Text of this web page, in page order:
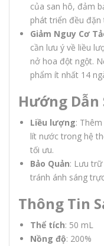
của san hô, đảm
phát triển đều đặn
Giảm Nguy Cơ
cần lưu ý về liều
nở hoa đột ngột.
phẩm ít nhất 14
Hướng Dẫn
Liều lượng:
lít nước trong hệ
tối ưu.
Bảo Quản: Lưu
tránh ánh sáng
Thông Tin
Thể tích: 50 mL
Nồng độ: 200%